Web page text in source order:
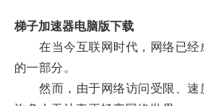
梯子加速器电脑版下载
在当今互联网时代，网络已经
的一部分。
然而，由于网络访问受限、速